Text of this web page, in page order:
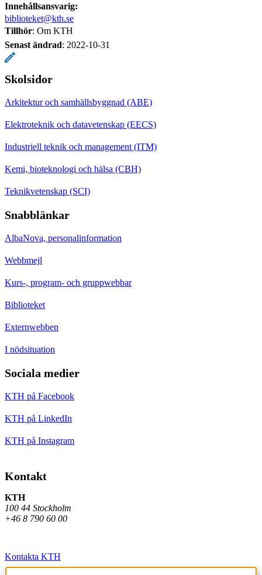
Innehållsansvarig:
biblioteket@kth.se
Tillhör: Om KTH
Senast ändrad: 2022-10-31
Skolsidor
Arkitektur och samhällsbyggnad (ABE)
Elektroteknik och datavetenskap (EECS)
Industriell teknik och management (ITM)
Kemi, bioteknologi och hälsa (CBH)
Teknikvetenskap (SCI)
Snabblänkar
AlbaNova, personalinformation
Webbmejl
Kurs-, program- och gruppwebbar
Biblioteket
Externwebben
I nödsituation
Sociala medier
KTH på Facebook
KTH på LinkedIn
KTH på Instagram
Kontakt
KTH
100 44 Stockholm
+46 8 790 60 00
Kontakta KTH